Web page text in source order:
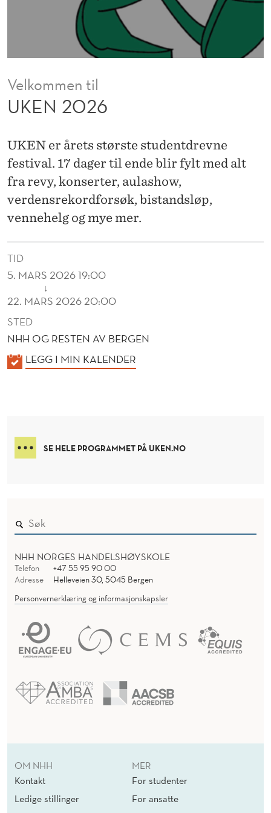
Velkommen til
UKEN 2026
UKEN er årets største studentdrevne
festival. 17 dager til ende blir fylt med alt
fra revy, konserter, aulashow,
verdensrekordforsøk, bistandsløp,
vennehelg og mye mer.
TID
5. MARS 2026 19:00
↓
22. MARS 2026 20:00
STED
NHH OG RESTEN AV BERGEN
K
LEGG I MIN KALENDER
SE HELE PROGRAMMET PÅ UKEN.NO
NHH NORGES HANDELSHØYSKOLE
Telefon
+47 55 95 90 00
Adresse
Helleveien 30, 5045 Bergen
Personvernerklæring og informasjonskapsler
OM NHH
Kontakt
Ledige stillinger
MER
For studenter
For ansatte